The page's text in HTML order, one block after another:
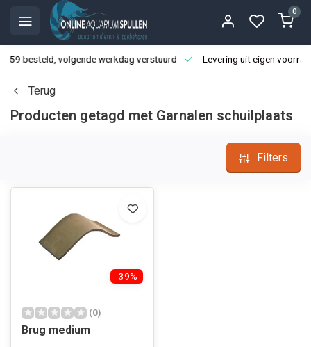
0
besteld, volgende werkdag verstuurd Levering uit eigen
Terug
Producten getagd met Garnalen schuilplaats
Filters
-39%
(0)
Brug medium